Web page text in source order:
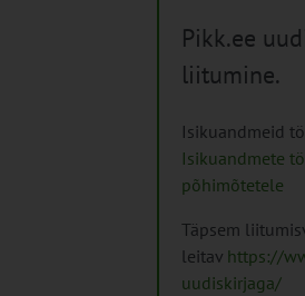
Pikk.ee
liitumine.
Isikuandmeid
Isikuandmete
põhimõtetele
Täpsem
leitav https://
uudiskirjaga/